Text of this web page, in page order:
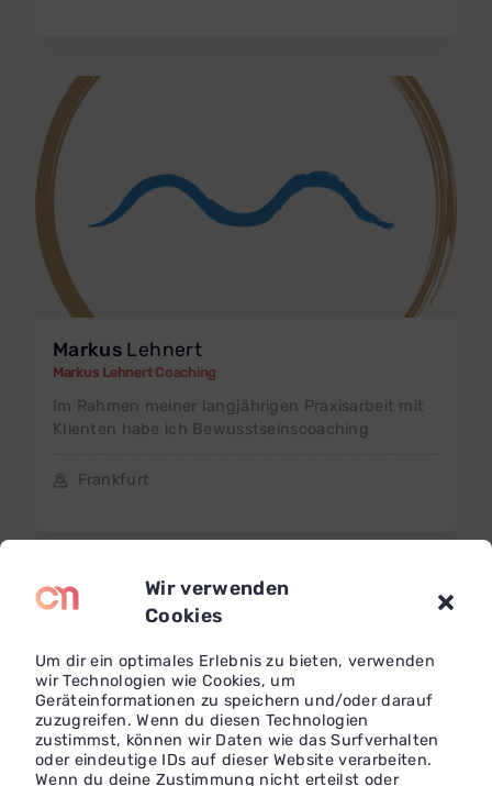
Wir verwenden
Cookies
Um dir ein optimales Erlebnis zu bieten, verwenden
wir Technologien wie Cookies, um
Geräteinformationen zu speichern und/oder darauf
zuzugreifen. Wenn du diesen Technologien
zustimmst, können wir Daten wie das Surfverhalten
oder eindeutige IDs auf dieser Website verarbeiten.
Wenn du deine Zustimmung nicht erteilst oder
Markus Lehnert
Markus Lehnert Coaching
Im Rahmen meiner langjährigen Praxisarbeit mit
Klienten habe ich Bewusstseinscoaching
Frankfurt